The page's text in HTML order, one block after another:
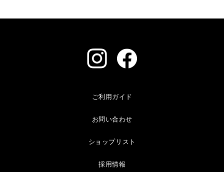
ご利用ガイド
お問い合わせ
ショップリスト
採用情報